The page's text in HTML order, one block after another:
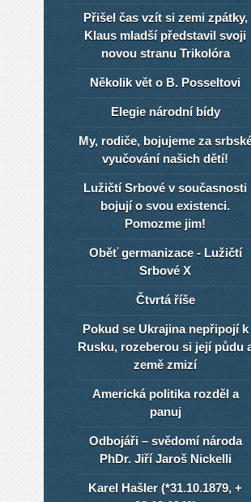
Přišel čas vzít si zemi zpátky,
Klaus mladší představil svoji
novou stranu Trikolóra
Několik vět o B. Posseltovi
Elegie národní bídy
My, rodiče, bojujeme za
vyučování našich dětí!
Lužičtí Srbové v současnosti
bojují o svou existenci.
Pomozme jim!
Oběť germanizace - Lužičtí
Srbové X
Čtvrtá říše
Pokud se Ukrajina nepřipojí k
Rusku, rozeberou si její půdu
země zmizí
Americká politika rozděl a
panuj
Odbojáři – svědomí národa
PhDr. Jiří Jaroš Nickelli
Karel Hašler (*31.10.1879, +